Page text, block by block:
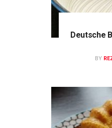
Deutsche
BY